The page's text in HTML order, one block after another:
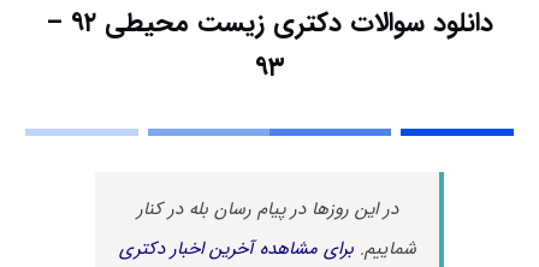
دانلود سوالات دکتری زیست محیطی ۹۲ –
۹۳
در این روزها در پیام رسان بله در کنار
شماییم.برای مشاهده آخرین اخبار دکتری